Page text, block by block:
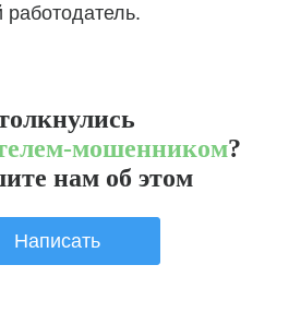
мошенником?
нам об этом
Написать